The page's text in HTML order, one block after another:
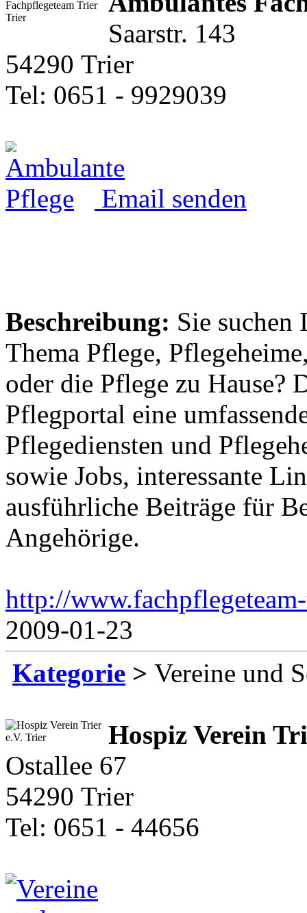
Saarstr. 143
54290 Trier
Tel: 0651 - 9929039
Email senden
Beschreibung: Sie suchen
Thema Pflege,
oder die Pflege zu Hause?
Pflegportal eine
Pflegediensten und
sowie Jobs, interessante
ausführliche Beiträge für
Angehörige.
http://
2009-01-23
Kategorie > Vereine und
Hospiz Verein
Ostallee 67
54290 Trier
Tel: 0651 - 44656